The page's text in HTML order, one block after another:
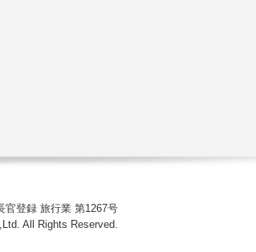
官登録 旅行業 第1267号
All Rights Reserved.